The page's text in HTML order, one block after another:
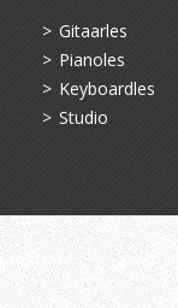
Gitaarles
Pianoles
Keyboardles
Studio